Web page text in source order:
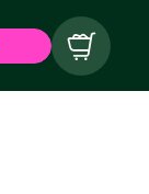
Carrito